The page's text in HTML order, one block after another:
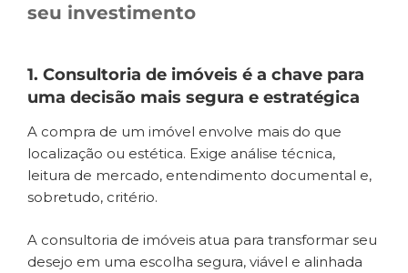
seu investimento
1. Consultoria de imóveis é a chave para
uma decisão mais segura e estratégica
A compra de um imóvel envolve mais do que
localização ou estética. Exige análise técnica,
leitura de mercado, entendimento documental e,
sobretudo, critério.
A consultoria de imóveis atua para transformar seu
desejo em uma escolha segura, viável e alinhada